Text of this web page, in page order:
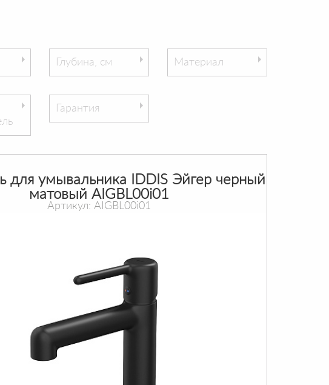
Глубина, см Материал
Гарантия
для умывальника IDDIS Эйгер черный
матовый AIGBL00i01
Артикул: AIGBL00i01